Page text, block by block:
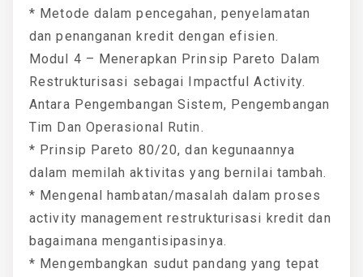
* Metode dalam pencegahan, penyelamatan
dan penanganan kredit dengan efisien.
Modul 4 – Menerapkan Prinsip Pareto Dalam
Restrukturisasi sebagai Impactful Activity.
Antara Pengembangan Sistem, Pengembangan
Tim Dan Operasional Rutin.
* Prinsip Pareto 80/20, dan kegunaannya
dalam memilah aktivitas yang bernilai tambah.
* Mengenal hambatan/masalah dalam proses
activity management restrukturisasi kredit dan
bagaimana mengantisipasinya.
* Mengembangkan sudut pandang yang tepat